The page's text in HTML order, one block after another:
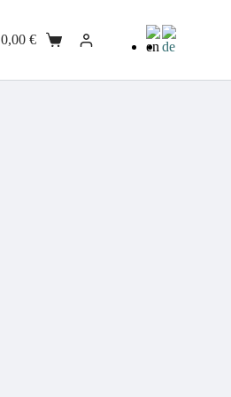
Warenkorb
0,00 €